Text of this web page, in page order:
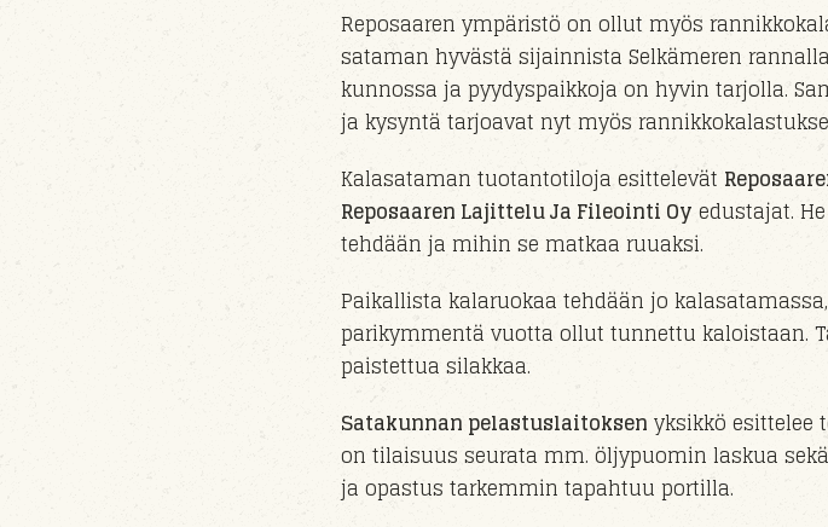
Reposaaren ympäristö on ollut myös
sataman hyvästä sijainnista Selkämeren
kunnossa ja pyydyspaikkoja on hyvin tarjolla.
ja kysyntä tarjoavat nyt myös
Kalasataman tuotantotiloja esittelevät
Reposaaren Lajittelu Ja Fileointi Oy edustajat.
tehdään ja mihin se matkaa ruuaksi.
Paikallista kalaruokaa tehdään jo
parikymmentä vuotta ollut tunnettu kaloistaan.
paistettua silakkaa.
Satakunnan pelastuslaitoksen yksikkö esittelee
on tilaisuus seurata mm. öljypuomin laskua
ja opastus tarkemmin tapahtuu portilla.